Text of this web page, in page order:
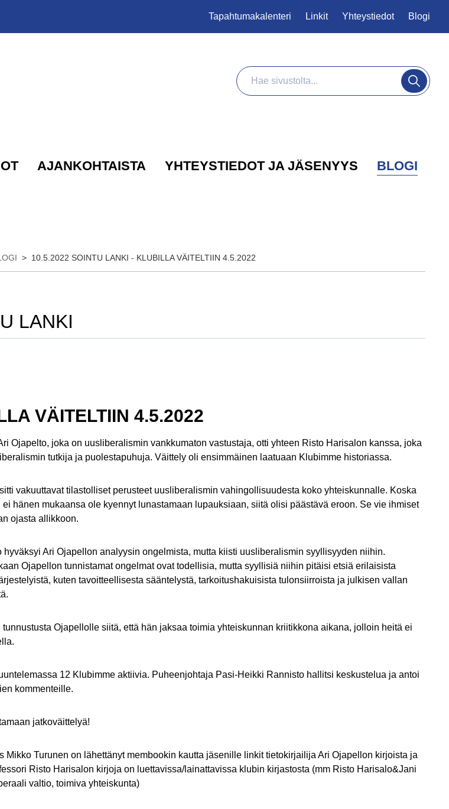
Tapahtumakalenteri Linkit Yhteystiedot Blogi
Haku
Hae
AJANKOHTAISTA YHTEYSTIEDOT JA JÄSENYYS BLOGI
> 10.5.2022 SOINTU LANKI - KLUBILLA VÄITELTIIN 4.5.2022
LANKI
VÄITELTIIN 4.5.2022
Ojapelto, joka on uusliberalismin vankkumaton vastustaja, otti yhteen Risto Harisalon kanssa, joka
tutkija ja puolestapuhuja. Väittely oli ensimmäinen laatuaan Klubimme historiassa.
vakuuttavat tilastolliset perusteet uusliberalismin vahingollisuudesta koko yhteiskunnalle. Koska
hänen mukaansa ole kyennyt lunastamaan lupauksiaan, siitä olisi päästävä eroon. Se vie ihmiset
ojasta allikkoon.
hyväksyi Ari Ojapellon analyysin ongelmista, mutta kiisti uusliberalismin syyllisyyden niihin.
Ojapellon tunnistamat ongelmat ovat todellisia, mutta syyllisiä niihin pitäisi etsiä erilaisista
kuten tavoitteellisesta sääntelystä, tarkoitushakuisista tulonsiirroista ja julkisen vallan
tunnustusta Ojapellolle siitä, että hän jaksaa toimia yhteiskunnan kriitikkona aikana, jolloin heitä ei
12 Klubimme aktiivia. Puheenjohtaja Pasi-Heikki Rannisto hallitsi keskustelua ja antoi
kommenteille.
jatkoväittelyä!
Mikko Turunen on lähettänyt membookin kautta jäsenille linkit tietokirjailija Ari Ojapellon kirjoista ja
Risto Harisalon kirjoja on luettavissa/lainattavissa klubin kirjastosta (mm Risto Harisalo&Jani
valtio, toimiva yhteiskunta)